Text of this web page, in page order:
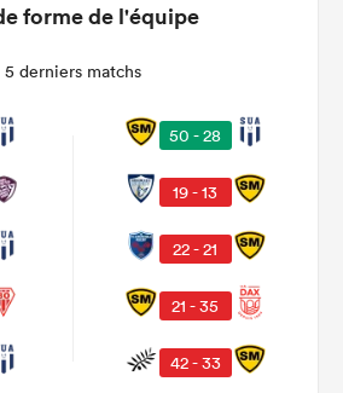
forme de l'équipe
5 derniers matchs
50 - 28
19 - 13
22 - 21
21 - 35
42 - 33